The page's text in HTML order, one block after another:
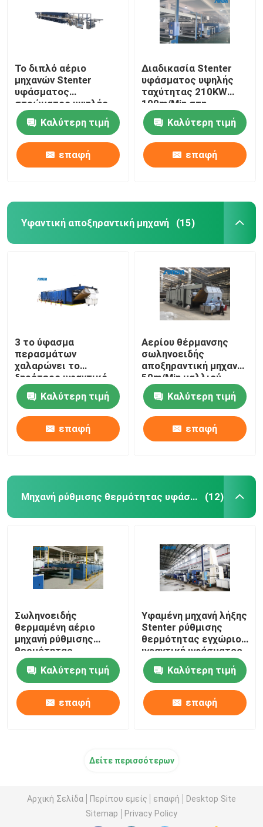
Το διπλό αέριο
μηχανών Stenter
υφάσματος
στρώματος υψηλής
ταχύτητας που
θερμαίνεται για
πλέκει το ύφασμα
Καλύτερη τιμή
επαφή
Διαδικασία Stenter
υφάσματος υψηλής
ταχύτητας 210KW
100m/Min στη
βιομηχανία
κλωστοϋφαντουργίας
2800mm
Καλύτερη τιμή
επαφή
Υφαντική αποξηραντική μηχανή (15)
3 το ύφασμα
περασμάτων
χαλαρώνει το
ξηρότερο υφαντικό
μπλε λευκό μηχανών
ξήρανσηςΚαλύτερη τιμή
επαφή
Αερίου θέρμανσης
σωληνοειδής
αποξηραντική μηχανή
50m/Min μαλλιού
μηχανών υφάσματος
ξηρότερη προ
Καλύτερη τιμή
επαφή
Μηχανή ρύθμισης θερμότητας υφάσματος (12)
Σωληνοειδής
θερμαμένη αέριο
μηχανή ρύθμισης
θερμότητας
υφάσματος για τα
υφάσματα 2200mm
πετσετών
Καλύτερη τιμή
επαφή
Υφαμένη μηχανή λήξης
Stenter ρύθμισης
θερμότητας εγχώριου
υφαντική υφάσματος
θερμαμένη πετρέλαιο
Καλύτερη τιμή
επαφή
Δείτε περισσότερων
Αρχική Σελίδα Περίπου εμείς επαφή
Desktop Site
Sitemap
Privacy Policy